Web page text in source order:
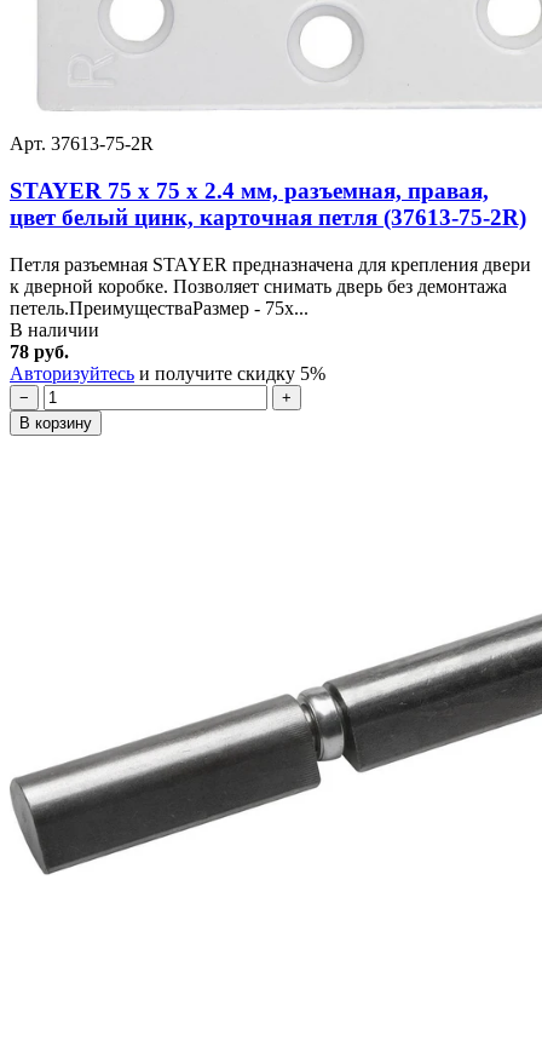
Арт. 37613-75-2R
STAYER 75 x 75 x 2.4 мм, разъемная, правая,
цвет белый цинк, карточная петля (37613-75-2R)
Петля разъемная STAYER предназначена для крепления двери
к дверной коробке. Позволяет снимать дверь без демонтажа
петель.ПреимуществаРазмер - 75x...
В наличии
78 руб.
Авторизуйтесь и получите скидку 5%
−
+
В корзину